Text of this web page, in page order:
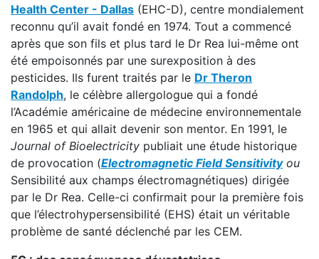
Health Center - Dallas (EHC-D), centre mondialement
reconnu qu’il avait fondé en 1974. Tout a commencé
après que son fils et plus tard le Dr Rea lui-même ont
été empoisonnés par une surexposition à des
pesticides. Ils furent traités par le Dr Theron
Randolph, le célèbre allergologue qui a fondé
l’Académie américaine de médecine environnementale
en 1965 et qui allait devenir son mentor. En 1991, le
Journal of Bioelectricity publiait une étude historique
de provocation (Electromagnetic Field Sensitivityou
Sensibilité aux champs électromagnétiques) dirigée
par le Dr Rea. Celle-ci confirmait pour la première fois
que l’électrohypersensibilité (EHS) était un véritable
problème de santé déclenché par les CEM.